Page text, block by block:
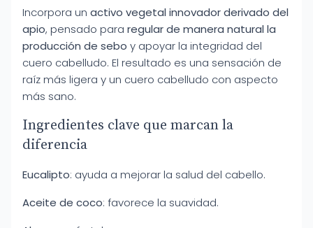
Incorpora un activo vegetal innovador derivado del
apio, pensado para regular de manera natural la
producción de sebo y apoyar la integridad del
cuero cabelludo. El resultado es una sensación de
raíz más ligera y un cuero cabelludo con aspecto
más sano.
Ingredientes clave que marcan la
diferencia
Eucalipto: ayuda a mejorar la salud del cabello.
Aceite de coco: favorece la suavidad.